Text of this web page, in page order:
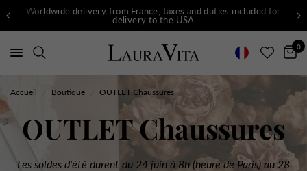
Worldwide delivery from France, taxes and duties included for
delivery to the USA
0
Accueil Boutique OUTLET Chaussures
OUTLET Chaussures
Les soldes d'été durent du 24 juin à 8h (heure de Paris) au 28